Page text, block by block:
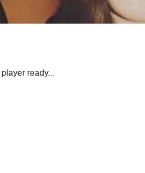
player ready...